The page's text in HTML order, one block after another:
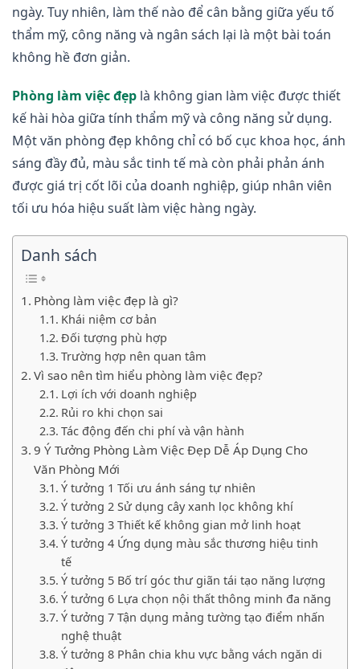
ngày. Tuy nhiên, làm thế nào để cân bằng giữa yếu tố
thẩm mỹ, công năng và ngân sách lại là một bài toán
không hề đơn giản.
Phòng làm việc đẹp là không gian làm việc được thiết
kế hài hòa giữa tính thẩm mỹ và công năng sử dụng.
Một văn phòng đẹp không chỉ có bố cục khoa học, ánh
sáng đầy đủ, màu sắc tinh tế mà còn phải phản ánh
được giá trị cốt lõi của doanh nghiệp, giúp nhân viên
tối ưu hóa hiệu suất làm việc hàng ngày.
Danh sách
Phòng làm việc đẹp là gì?
Khái niệm cơ bản
Đối tượng phù hợp
Trường hợp nên quan tâm
Vì sao nên tìm hiểu phòng làm việc đẹp?
Lợi ích với doanh nghiệp
Rủi ro khi chọn sai
Tác động đến chi phí và vận hành
9 Ý Tưởng Phòng Làm Việc Đẹp Dễ Áp Dụng Cho
Văn Phòng Mới
Ý tưởng 1 Tối ưu ánh sáng tự nhiên
Ý tưởng 2 Sử dụng cây xanh lọc không khí
Ý tưởng 3 Thiết kế không gian mở linh hoạt
Ý tưởng 4 Ứng dụng màu sắc thương hiệu tinh
tế
Ý tưởng 5 Bố trí góc thư giãn tái tạo năng lượng
Ý tưởng 6 Lựa chọn nội thất thông minh đa năng
Ý tưởng 7 Tận dụng mảng tường tạo điểm nhấn
nghệ thuật
Ý tưởng 8 Phân chia khu vực bằng vách ngăn di